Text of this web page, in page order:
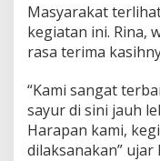
i
a
,
a
r
g
a
Masyarakat
kegiatan ini. Rina,
rasa terima
“Kami sangat
sayur di sini jauh
Harapan kami,
dilaksanakan” ujar